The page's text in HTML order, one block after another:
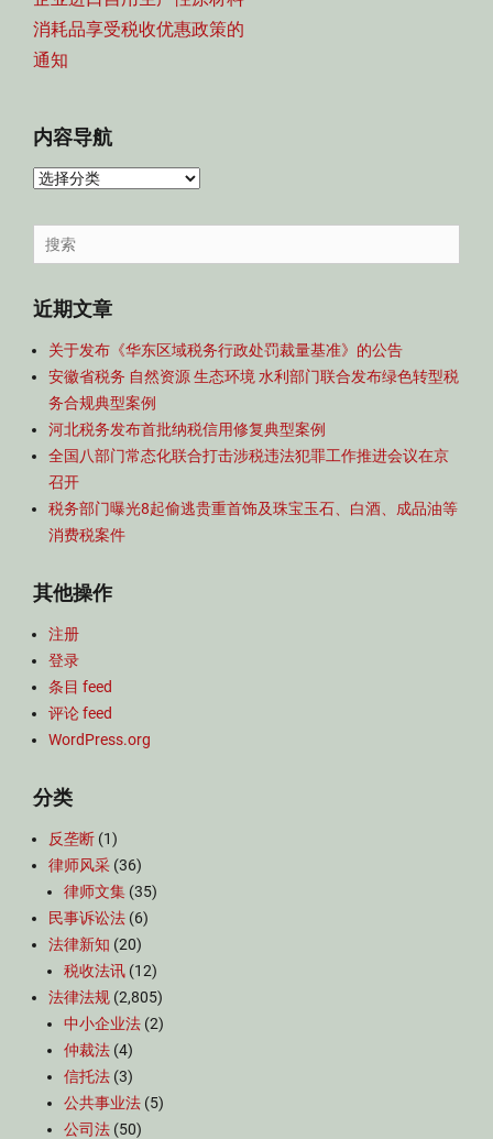
消耗品享受税收优惠政策的
通知
内容导航
内
导
航
Search
for:
近期文章
关于发布《华东区域税务行政处罚裁量基准》的公告
安徽省税务 自然资源 生态环境 水利部门联合发布绿色转型税
务合规典型案例
河北税务发布首批纳税信用修复典型案例
全国八部门常态化联合打击涉税违法犯罪工作推进会议在京
召开
税务部门曝光8起偷逃贵重首饰及珠宝玉石、白酒、成品油等
消费税案件
其他操作
注册
登录
条目 feed
评论 feed
WordPress.org
分类
反垄断 (1)
律师风采 (36)
律师文集 (35)
民事诉讼法 (6)
法律新知 (20)
税收法讯 (12)
法律法规 (2,805)
中小企业法 (2)
仲裁法 (4)
信托法 (3)
公共事业法 (5)
公司法 (50)